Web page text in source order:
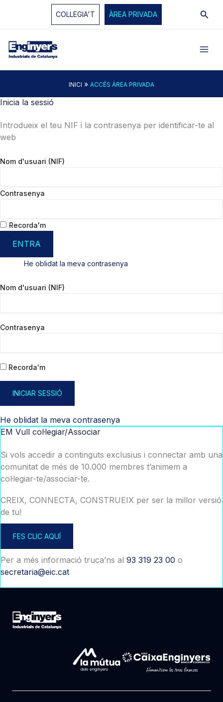
COL·LEGIA'T ÀREA PRIVADA
INICI » ACCÉS ÀREA PRIVADA
Inicia la sessió
Introdueix el teu NIF i la contrasenya per identificar-te al
web
Nom d'usuari (NIF)
Contrasenya
Recorda'm
ENTRA
He oblidat la meva contrasenya
Nom d'usuari (NIF)
Contrasenya
Recorda'm
INICIAR SESSIÓ
He oblidat la meva contrasenya
EM Vull col·legiar/Associar
Si vols accedir a continguts exclusius i connectar amb una
comunitat de més de 10.000 membres t’animem a
col·legiar-te/associar-te.
CREIX, CONNECTA, CONSTRUEIX per ser la millor versió
de tu!
FES CLIC AQUÍ
Per a més informació truca’ns al 93 319 23 00 o
secretaria@eic.cat